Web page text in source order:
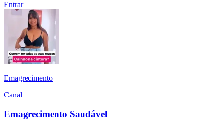
Entrar
Emagrecimento
Canal
Emagrecimento Saudável